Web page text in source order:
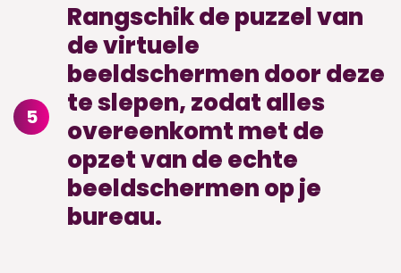
5
Rangschik de puzzel van
de virtuele
beeldschermen door deze
te slepen, zodat alles
overeenkomt met de
opzet van de echte
beeldschermen op je
bureau.